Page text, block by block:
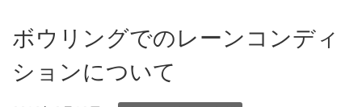
ボウリングでのレーンコンディ
ションについて